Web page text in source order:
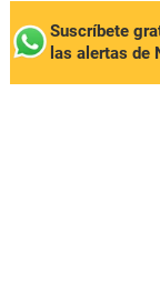
Suscríbete
las alertas de